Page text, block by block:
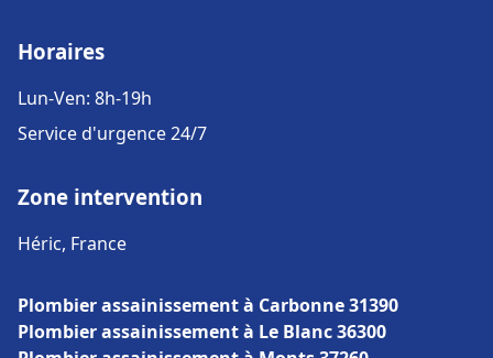
Horaires
Lun-Ven: 8h-19h
Service d'urgence 24/7
Zone intervention
Héric, France
Plombier assainissement à Carbonne 31390
Plombier assainissement à Le Blanc 36300